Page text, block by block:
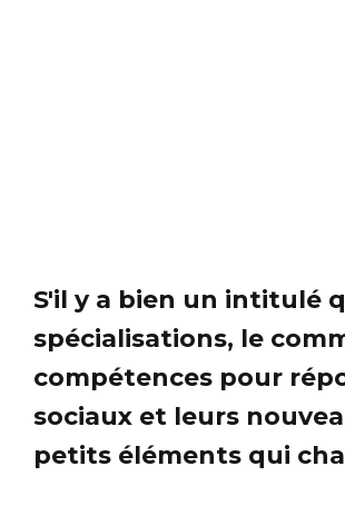
S'il y a bien un intitulé
spécialisations, le
compétences pour
sociaux et leurs
petits éléments qui